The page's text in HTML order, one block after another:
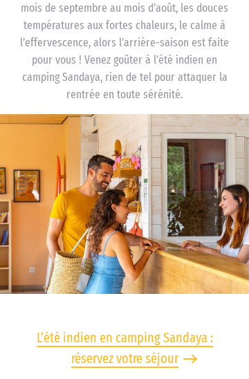
mois de septembre au mois d’août, les douces
températures aux fortes chaleurs, le calme à
l’effervescence, alors l’arrière-saison est faite
pour vous ! Venez goûter à l’été indien en
camping Sandaya, rien de tel pour attaquer la
rentrée en toute sérénité.
L’été indien en camping Sandaya :
réservez votre séjour